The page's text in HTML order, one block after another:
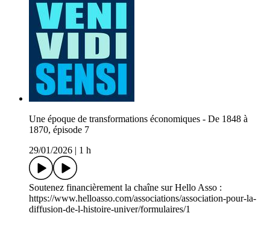
Une époque de transformations économiques - De 1848 à
1870, épisode 7
29/01/2026
1 h
Soutenez financièrement la chaîne sur Hello Asso :
https://www.helloasso.com/associations/association-pour-la-
diffusion-de-l-histoire-univer/formulaires/1